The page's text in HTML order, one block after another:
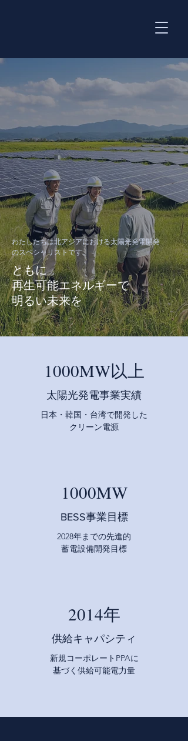
わたしたちは北アジアにおける太陽光発電開発
のスペシャリストです。
ともに
再生可能エネルギーで
明るい未来を
1000MW以上
太陽光発電事業実績
日本・韓国・台湾で開発した
クリーン電源
1000MW
BESS事業目標
2028年までの先進的
蓄電設備開発目標
2014年
供給キャパシティ
新規コーポレートPPAに
基づく供給可能電力量